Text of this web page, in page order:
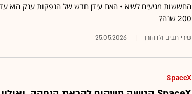
החששות מגיעים לשיא • האם עידן חדש של הנפקות ענק הוא
200 שנה?
שירי חביב-ולדהורן 25.05.2026
SpaceX